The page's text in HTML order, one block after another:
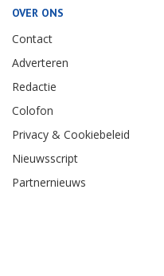
OVER ONS
Contact
Adverteren
Redactie
Colofon
Privacy & Cookiebeleid
Nieuwsscript
Partnernieuws